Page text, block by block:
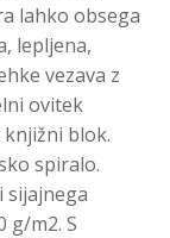
lahko obsega
lepljena,
vezava z
ovitek
blok.
spiralo.
sijajnega
g/m2. S